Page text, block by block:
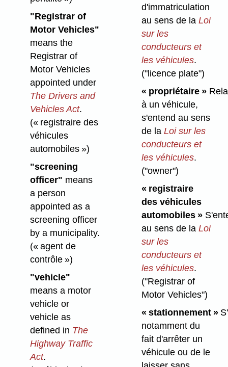
"Registrar of
Motor Vehicles"
means the
Registrar of
Motor Vehicles
appointed under
The Drivers and
Vehicles Act.
(« registraire des
véhicules
automobiles »)
"screening
officer" means
a person
appointed as a
screening officer
by a municipality.
(« agent de
contrôle »)
"vehicle"
means a motor
vehicle or
vehicle as
defined in The
Highway Traffic
Act.
d'immatriculation
au sens de la Loi
sur les
conducteurs et
les véhicules.
("licence plate")
« propriétaire »
à un véhicule,
s'entend au sens
de la Loi sur les
conducteurs et
les véhicules.
("owner")
« registraire
des véhicules
automobiles »
au sens de la Loi
sur les
conducteurs et
les véhicules.
("Registrar of
Motor Vehicles")
« stationnement »
notamment du
fait d'arrêter un
véhicule ou de le